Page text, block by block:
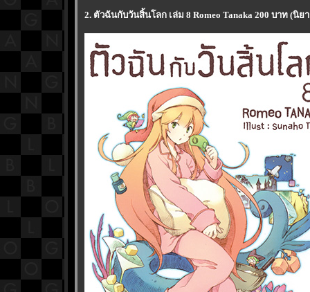
2. ตัวฉันกับวันสิ้นโลก เล่ม 8 Romeo Tanaka 200 บาท (นิย